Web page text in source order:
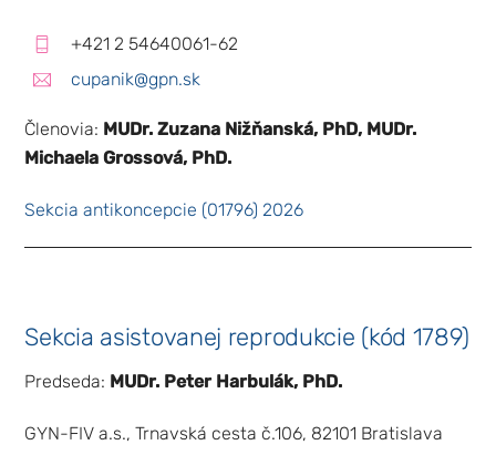
+421 2 54640061-62
cupanik@gpn.sk
Členovia: MUDr. Zuzana Nižňanská, PhD, MUDr.
Michaela Grossová, PhD.
Sekcia antikoncepcie (01796) 2026
Sekcia asistovanej reprodukcie (kód 1789)
Predseda: MUDr. Peter Harbulák, PhD.
GYN-FIV a.s., Trnavská cesta č.106, 82101 Bratislava